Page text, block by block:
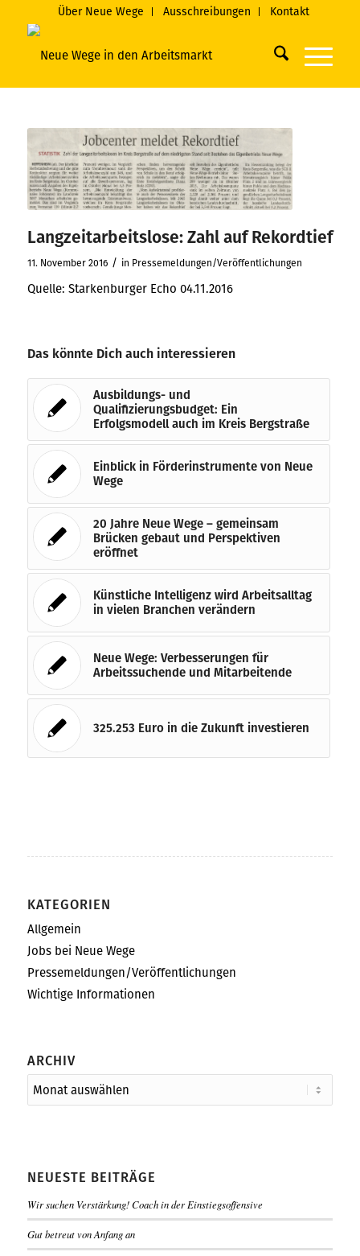
Über Neue Wege Ausschreibungen Kontakt
Langzeitarbeitslose: Zahl auf Rekordtief
11. November 2016 / in Pressemeldungen/Veröffentlichungen
Quelle: Starkenburger Echo 04.11.2016
Das könnte Dich auch interessieren
Ausbildungs- und
Qualifizierungsbudget: Ein
Erfolgsmodell auch im Kreis Bergstraße
Einblick in Förderinstrumente von Neue
Wege
20 Jahre Neue Wege – gemeinsam
Brücken gebaut und Perspektiven
eröffnet
Künstliche Intelligenz wird Arbeitsalltag
in vielen Branchen verändern
Neue Wege: Verbesserungen für
Arbeitssuchende und Mitarbeitende
325.253 Euro in die Zukunft investieren
KATEGORIEN
Allgemein
Jobs bei Neue Wege
Pressemeldungen/Veröffentlichungen
Wichtige Informationen
ARCHIV
NEUESTE BEITRÄGE
Wir suchen Verstärkung! Coach in der Einstiegsoffensive
Gut betreut von Anfang an